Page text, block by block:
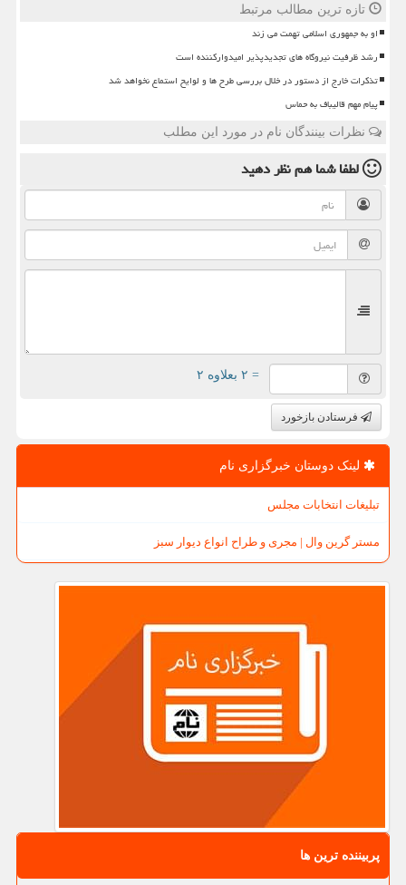
تازه ترین مطالب مرتبط
او به جمهوری اسلامی تهمت می زند
رشد ظرفیت نیروگاه های تجدیدپذیر امیدوارکننده است
تذکرات خارج از دستور در خلال بررسی طرح ها و لوایح استماع نخواهد شد
پیام مهم قالیباف به حماس
نظرات بینندگان نام در مورد این مطلب
لطفا شما همنظر دهید
= ۲ بعلاوه ۲
فرستادن بازخورد
لینک دوستان خبرگزاری نام
تبلیغات انتخابات مجلس
مستر گرین وال | مجری و طراح انواع دیوار سبز
پربیننده ترین ها